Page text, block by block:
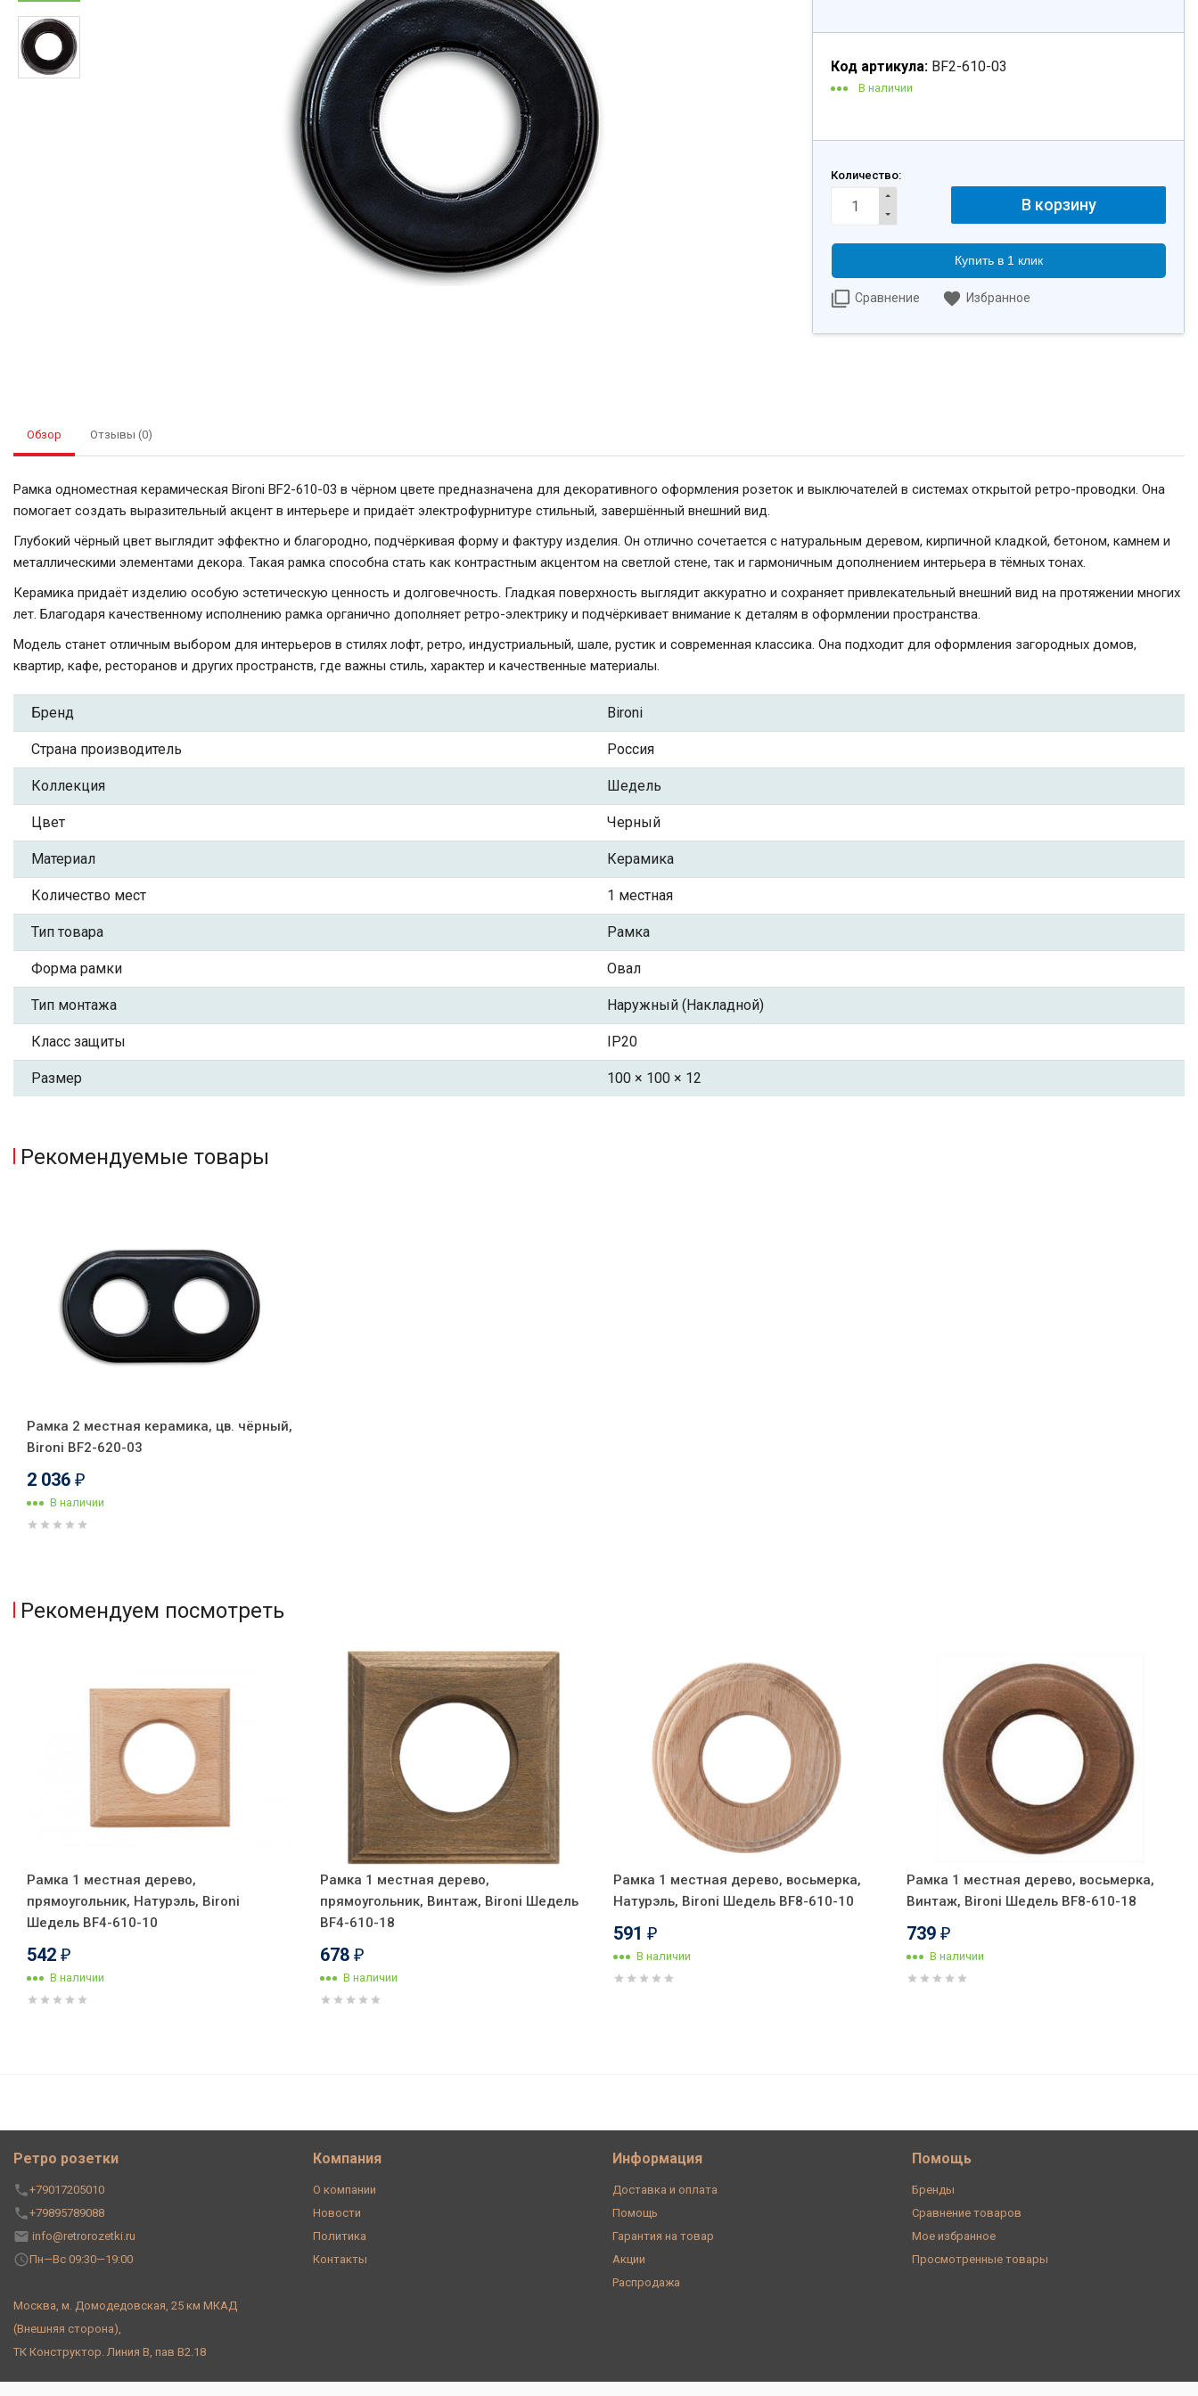
Код артикула: BF2-610-03
В наличии
Количество:
Купить в 1 клик
Сравнение Избранное
Обзор Отзывы (0)
Рамка одноместная керамическая Bironi BF2-610-03 в чёрном цвете предназначена для декоративного оформления розеток и выключателей в системах открытой ретро-проводки. Она
помогает создать выразительный акцент в интерьере и придаёт электрофурнитуре стильный, завершённый внешний вид.
Глубокий чёрный цвет выглядит эффектно и благородно, подчёркивая форму и фактуру изделия. Он отлично сочетается с натуральным деревом, кирпичной кладкой, бетоном, камнем и
металлическими элементами декора. Такая рамка способна стать как контрастным акцентом на светлой стене, так и гармоничным дополнением интерьера в тёмных тонах.
Керамика придаёт изделию особую эстетическую ценность и долговечность. Гладкая поверхность выглядит аккуратно и сохраняет привлекательный внешний вид на протяжении многих
лет. Благодаря качественному исполнению рамка органично дополняет ретро-электрику и подчёркивает внимание к деталям в оформлении пространства.
Модель станет отличным выбором для интерьеров в стилях лофт, ретро, индустриальный, шале, рустик и современная классика. Она подходит для оформления загородных домов,
квартир, кафе, ресторанов и других пространств, где важны стиль, характер и качественные материалы.
Бренд Bironi
Страна производитель Россия
Коллекция Шедель
Цвет Черный
Материал Керамика
Количество мест 1 местная
Тип товара Рамка
Форма рамки Овал
Тип монтажа Наружный (Накладной)
Класс защиты IP20
Размер 100 × 100 × 12
Рекомендуемые товары
Рамка 2 местная керамика, цв. чёрный,
Bironi BF2-620-03
2 036 ₽
В наличии
Рекомендуем посмотреть
Рамка 1 местная дерево,
прямоугольник, Натурэль, Bironi
Шедель BF4-610-10
542 ₽
В наличии
Рамка 1 местная дерево,
прямоугольник, Винтаж, Bironi Шедель
BF4-610-18
678 ₽
В наличии
Рамка 1 местная дерево, восьмерка,
Натурэль, Bironi Шедель BF8-610-10
591 ₽
В наличии
Рамка 1 местная дерево, восьмерка,
Винтаж, Bironi Шедель BF8-610-18
739 ₽
В наличии
Ретро розетки
+79017205010
+79895789088
info@retrorozetki.ru
Пн—Вс 09:30—19:00
Москва, м. Домодедовская, 25 км МКАД
(Внешняя сторона),
ТК Конструктор. Линия В, пав В2.18
Компания
О компании
Новости
Политика
Контакты
Информация
Доставка и оплата
Помощь
Гарантия на товар
Акции
Распродажа
Помощь
Бренды
Сравнение товаров
Мое избранное
Просмотренные товары